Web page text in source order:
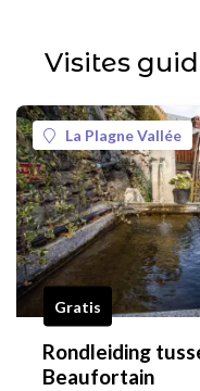
Visites
La Plagne Vallée
Gratis
Rondleiding
Beaufortain